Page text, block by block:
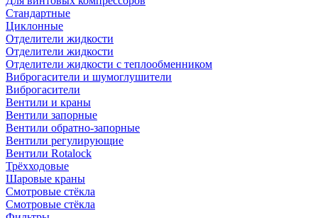
Стандартные
Циклонные
Отделители жидкости
Отделители жидкости
Отделители жидкости с теплообменником
Виброгасители и шумоглушители
Виброгасители
Вентили и краны
Вентили запорные
Вентили обратно-запорные
Вентили регулирующие
Вентили Rotalock
Трёхходовые
Шаровые краны
Смотровые стёкла
Смотровые стёкла